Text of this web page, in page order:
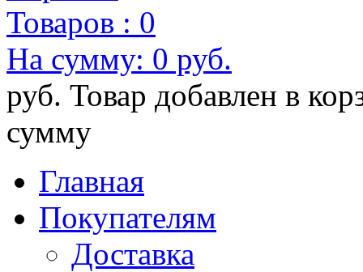
Товаров : 0
На сумму: 0 руб.
руб. Товар добавлен в
сумму
Главная
Покупателям
Доставка